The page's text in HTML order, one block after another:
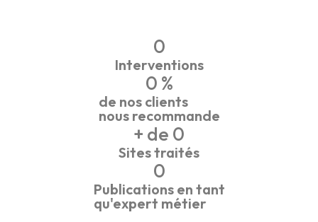
Interventions
0
de nos clients
nous recommande
0 %
Sites traités
+ de 0
Publications en tant
qu'expert métier
0